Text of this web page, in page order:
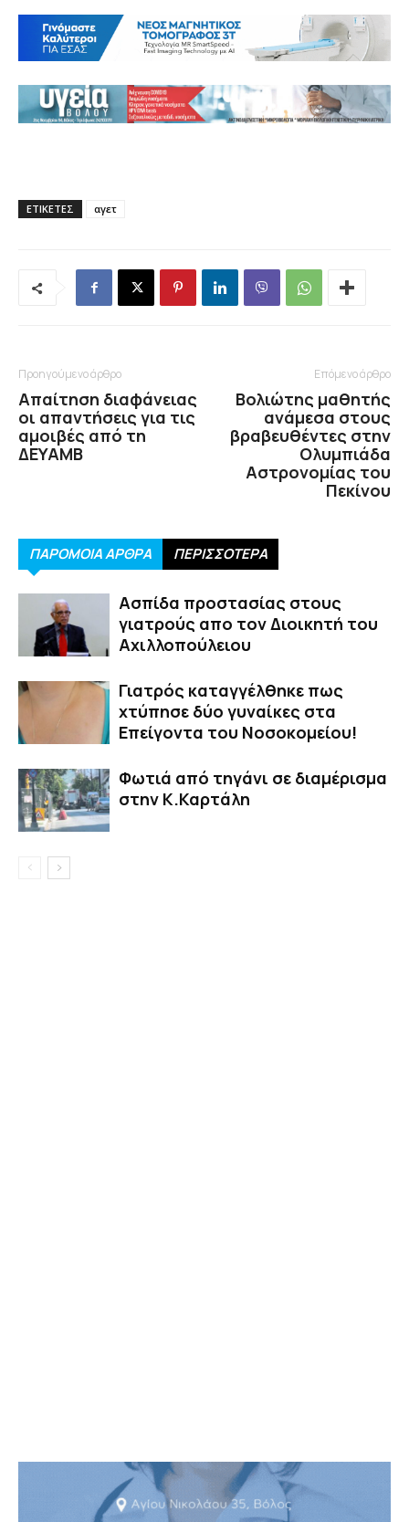
ΕΤΙΚΕΤΕΣ αγετ
Προηγούμενο άρθρο
Απαίτηση διαφάνειας
οι απαντήσεις για τις
αμοιβές από τη
ΔΕΥΑΜΒ
Επόμενο άρθρο
Βολιώτης μαθητής
ανάμεσα στους
βραβευθέντες στην
Ολυμπιάδα
Αστρονομίας του
Πεκίνου
ΠΑΡΟΜΟΙΑ ΑΡΘΡΑ ΠΕΡΙΣΣΟΤΕΡΑ
Ασπίδα προστασίας στους
γιατρούς απο τον Διοικητή του
Αχιλλοπούλειου
Γιατρός καταγγέλθηκε πως
χτύπησε δύο γυναίκες στα
Επείγοντα του Νοσοκομείου!
Φωτιά από τηγάνι σε διαμέρισμα
στην Κ.Καρτάλη